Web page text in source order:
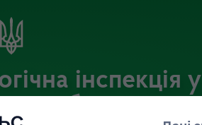
інспекція у
області